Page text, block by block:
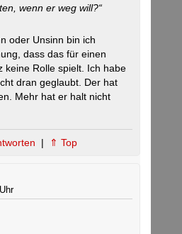
wenn er weg will?“
oder Unsinn bin ich
dass das für einen
keine Rolle spielt. Ich habe
dran geglaubt. Der hat
Mehr hat er halt nicht
| ⇑ Top